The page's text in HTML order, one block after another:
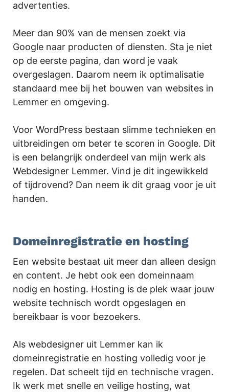
advertenties.
Meer dan 90% van de mensen zoekt via
Google naar producten of diensten. Sta je niet
op de eerste pagina, dan word je vaak
overgeslagen. Daarom neem ik optimalisatie
standaard mee bij het bouwen van websites in
Lemmer en omgeving.
Voor WordPress bestaan slimme technieken en
uitbreidingen om beter te scoren in Google. Dit
is een belangrijk onderdeel van mijn werk als
Webdesigner Lemmer. Vind je dit ingewikkeld
of tijdrovend? Dan neem ik dit graag voor je uit
handen.
Domeinregistratie en hosting
Een website bestaat uit meer dan alleen design
en content. Je hebt ook een domeinnaam
nodig en hosting. Hosting is de plek waar jouw
website technisch wordt opgeslagen en
bereikbaar is voor bezoekers.
Als webdesigner uit Lemmer kan ik
domeinregistratie en hosting volledig voor je
regelen. Dat scheelt tijd en technische vragen.
Ik werk met snelle en veilige hosting, wat